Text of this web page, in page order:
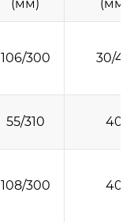
(мм)
(мм)
106/300 30/
55/310 40
108/300 40